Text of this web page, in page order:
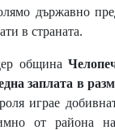
държавно
в страната.
община
заплата в
играе
от района